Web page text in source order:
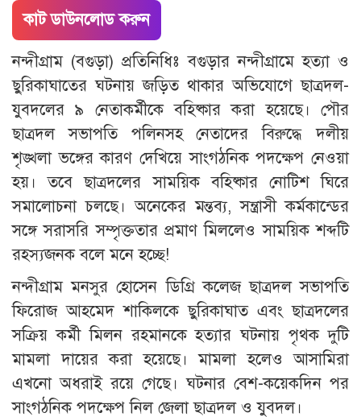
কাট ডাউনলোড করুন
নন্দীগ্রাম (বগুড়া) প্রতিনিধিঃ বগুড়ার নন্দীগ্রামে হত্যা ও
ছুরিকাঘাতের ঘটনায় জড়িত থাকার অভিযোগে ছাত্রদল-
যুবদলের ৯ নেতাকর্মীকে বহিষ্কার করা হয়েছে। পৌর
ছাত্রদল সভাপতি পলিনসহ নেতাদের বিরুদ্ধে দলীয়
শৃঙ্খলা ভঙ্গের কারণ দেখিয়ে সাংগঠনিক পদক্ষেপ নেওয়া
হয়। তবে ছাত্রদলের সাময়িক বহিষ্কার নোটিশ ঘিরে
সমালোচনা চলছে। অনেকের মন্তব্য, সন্ত্রাসী কর্মকান্ডের
সঙ্গে সরাসরি সম্পৃক্ততার প্রমাণ মিললেও সাময়িক শব্দটি
রহস্যজনক বলে মনে হচ্ছে!
নন্দীগ্রাম মনসুর হোসেন ডিগ্রি কলেজ ছাত্রদল সভাপতি
ফিরোজ আহমেদ শাকিলকে ছুরিকাঘাত এবং ছাত্রদলের
সক্রিয় কর্মী মিলন রহমানকে হত্যার ঘটনায় পৃথক দুটি
মামলা দায়ের করা হয়েছে। মামলা হলেও আসামিরা
এখনো অধরাই রয়ে গেছে। ঘটনার বেশ-কয়েকদিন পর
সাংগঠনিক পদক্ষেপ নিল জেলা ছাত্রদল ও যুবদল।